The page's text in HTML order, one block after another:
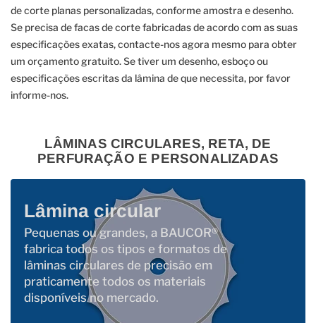
de corte planas personalizadas, conforme amostra e desenho.
Se precisa de facas de corte fabricadas de acordo com as suas
especificações exatas, contacte-nos agora mesmo para obter
um orçamento gratuito. Se tiver um desenho, esboço ou
especificações escritas da lâmina de que necessita, por favor
informe-nos.
LÂMINAS CIRCULARES, RETA, DE
PERFURAÇÃO E PERSONALIZADAS
Lâmina circular
Pequenas ou grandes, a BAUCOR®
fabrica todos os tipos e formatos de
lâminas circulares de precisão em
praticamente todos os materiais
disponíveis no mercado.